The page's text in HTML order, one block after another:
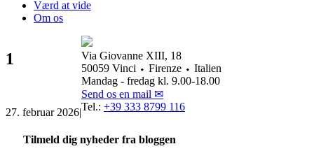
Værd at vide
Om os
1
27. februar 2026|
Tilmeld dig nyheder fra bloggen
Via Giovanne XIII, 18
50059 Vinci ⬩ Firenze ⬩ Italien
Mandag - fredag kl. 9.00-18.00
Send os en mail ✉
Tel.: +39 333 8799 116